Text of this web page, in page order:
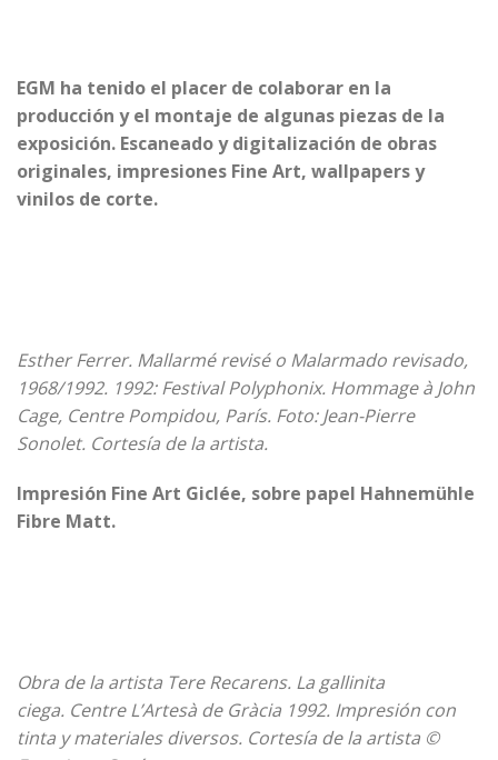
EGM ha tenido el placer de colaborar en la
producción y el montaje de algunas piezas de la
exposición. Escaneado ydigitalización de obras
originales, impresiones Fine Art, wallpapers y
vinilos de corte.
Esther Ferrer. Mallarmé revisé o Malarmado revisado,
1968/1992. 1992: Festival Polyphonix. Hommage à John
Cage, Centre Pompidou, París. Foto: Jean-Pierre
Sonolet. Cortesía de la artista.
Impresión Fine Art Giclée, sobre papel Hahnemühle
Fibre Matt.
Obra de la artista Tere Recarens. La gallinita
ciega. Centre L’Artesà de Gràcia 1992. Impresión con
tinta y materiales diversos. Cortesía de la artista ©